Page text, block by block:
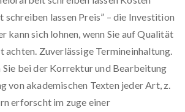
lassen Preis” – die Investition
kann sich lohnen, wenn Sie auf Qualität
achten. Zuverlässige Termineinhaltung.
Sie bei der Korrektur und Bearbeitung
von akademischen Texten jeder Art, z.
erforscht im zuge einer